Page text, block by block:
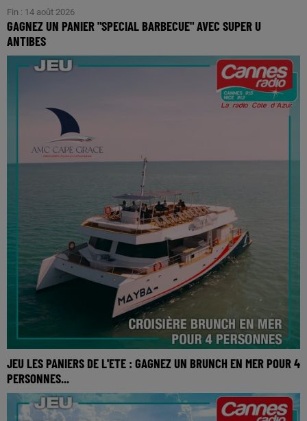
Fin : 14 août 2026
GAGNEZ UN PANIER "SPECIAL BARBECUE" AVEC SUPER U
ANTIBES
JEU LES PANIERS DE L'ETE : GAGNEZ UN BRUNCH EN MER POUR 4
PERSONNES...